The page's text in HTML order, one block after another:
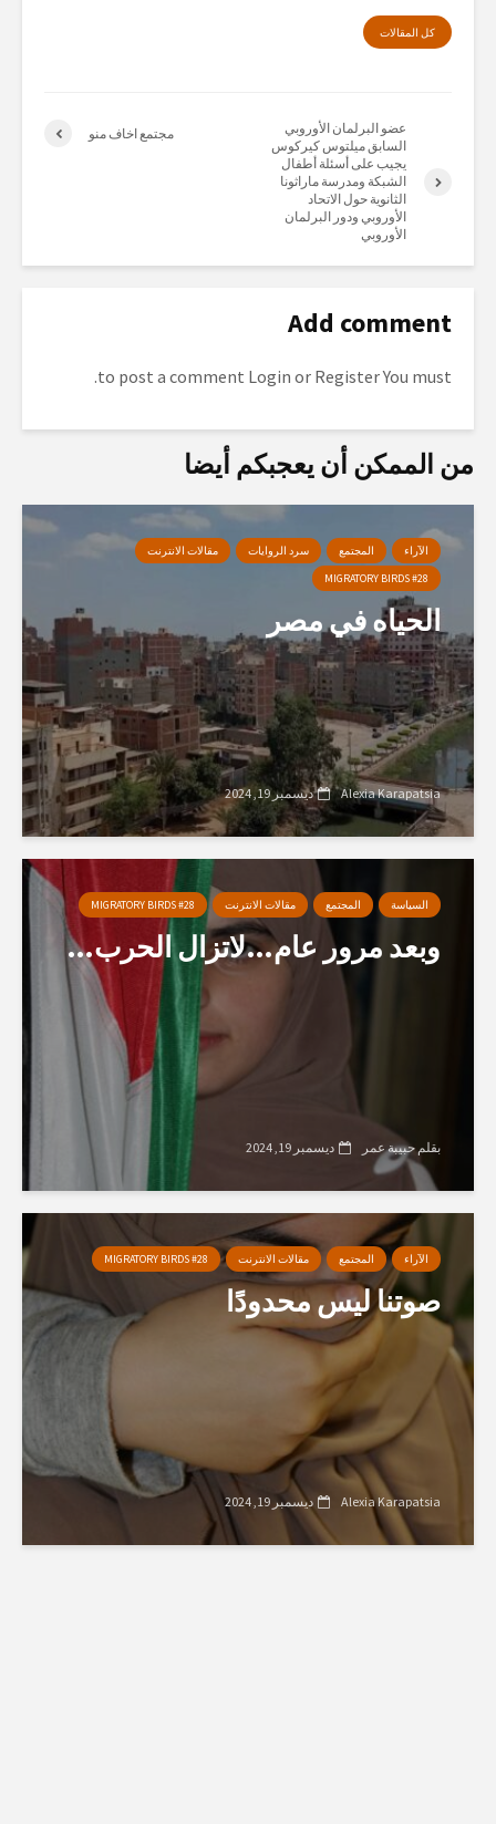
كل المقالات
مجتمع اخاف منو
عضو البرلمان الأوروبي
السابق ميلتوس كيركوس
يجيب على أسئلة أطفال
الشبكة ومدرسة ماراثونا
الثانوية حول الاتحاد
الأوروبي ودور البرلمان
الأوروبي
Add comment
You must
Register
Login
من الممكن أن يعجبكم أيضا
الآراء المجتمع سرد الروايات
مقالات الانترنت
MIGRATORY BIRDS #28
الحياه في مصر
Alexia Karapatsia ديسمبر 19, 2024
السياسة المجتمع مقالات الانترنت MIGRATORY BIRDS #28
وبعد مرور عام…لاتزال الحرب…
بقلم حبيبة عمر ديسمبر 19, 2024
الآراء المجتمع مقالات الانترنت MIGRATORY BIRDS #28
صوتنا ليس محدودًا
Alexia Karapatsia ديسمبر 19, 2024